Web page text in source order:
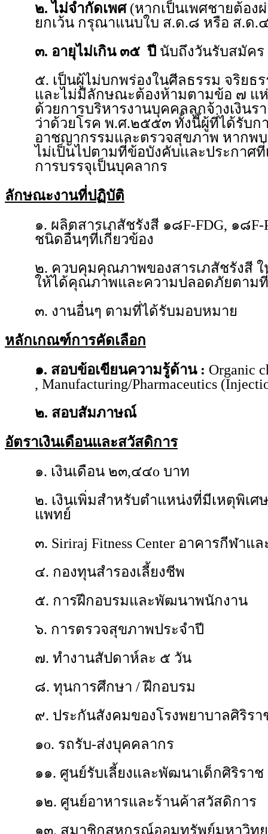
๒. ไม่จำกัดเพศ(หากเป็นเพศชายต้อง
ยกเว้น กรุณาแนบใบ ส.ด.๘ หรือ ส.ด.
๓. อายุไม่เกิน ๓๕ ปี นับถึงวันรับสมั
๕. เป็นผู้ไม่บกพร่องในศีลธรรม จริย
และไม่มีลักษณะต้องห้ามตามข้อ ๗ แ
ด้วยการบริหารงานบุคคลลูกจ้างเงิน
ว่าด้วยโรค พ.ศ.๒๕๕๓ ทั้งนี้ผู้ที่ได้รับก
อาชญากรรมและตรวจสุขภาพ หากพ
ไม่เป็นไปตามที่ข้อบังคับและประกาศ
การบรรจุเป็นบุคลากร
ลักษณะงานที่ปฏิบัติ
๑. ผลิตสารเภสัชรังสี ๑๘F-FDG, ๑๘
ชนิดอื่นๆที่เกี่ยวข้อง
๒. ควบคุมคุณภาพของสารเภสัชรังสี
ให้ได้คุณภาพและความปลอดภัยตาม
๓. งานอื่นๆ ตามที่ได้รับมอบหมาย
หลักเกณฑ์การคัดเลือก
๑. สอบข้อเขียนความรู้ด้าน : Organic
, Manufacturing/Pharmaceutics
๒. สอบสัมภาษณ์
อัตราเงินเดือนและสวัสดิการ
๑. เงินเดือน ๒๓,๔๔o บาท
๒. เงินเพิ่มสำหรับตำแหน่งที่มีเหตุพิเ
แพทย์
๓. Siriraj Fitness Center อาคารกีฬา
๔. กองทุนสำรองเลี้ยงชีพ
๕. การฝึกอบรมและพัฒนาพนักงาน
๖. การตรวจสุขภาพประจำปี
๗. ทำงานสัปดาห์ละ ๕ วัน
๘. ทุนการศึกษา / ฝึกอบรม
๙. ประกันสังคมของโรงพยาบาลศิริรา
๑o. รถรับ-ส่งบุคคลากร
๑๑. ศูนย์รับเลี้ยงและพัฒนาเด็กศิริราช
๑๒. ศูนย์อาหารและร้านค้าสวัสดิการ
๑๓. สมาชิกสหกรณ์ออมทรัพย์มหาวิท